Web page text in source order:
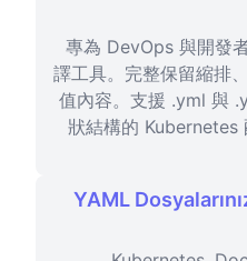
專為 DevOps 與開發
譯工具。完整保留縮排
值內容。支援 .yml 與
狀結構的
YAML